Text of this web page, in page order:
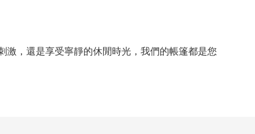
，還是享受寧靜的休閒時光，我們的帳篷都是您